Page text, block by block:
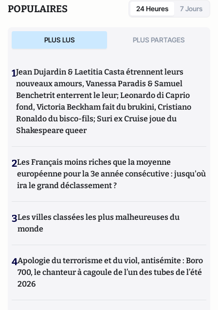
POPULAIRES 24 Heures 7 Jours
PLUS LUS PLUS PARTAGES
1Jean Dujardin & Laetitia Casta étrennent leurs
nouveaux amours, Vanessa Paradis & Samuel
Benchetrit enterrent le leur; Leonardo di Caprio
fond, Victoria Beckham fait du brukini, Cristiano
Ronaldo du bisco-fils; Suri ex Cruise joue du
Shakespeare queer
2Les Français moins riches que la moyenne
européenne pour la 3e année consécutive : jusqu'où
ira le grand déclassement ?
3Les villes classées les plus malheureuses du
monde
4Apologie du terrorisme et du viol, antisémite : Boro
700, le chanteur à cagoule de l’un des tubes de l’été
2026